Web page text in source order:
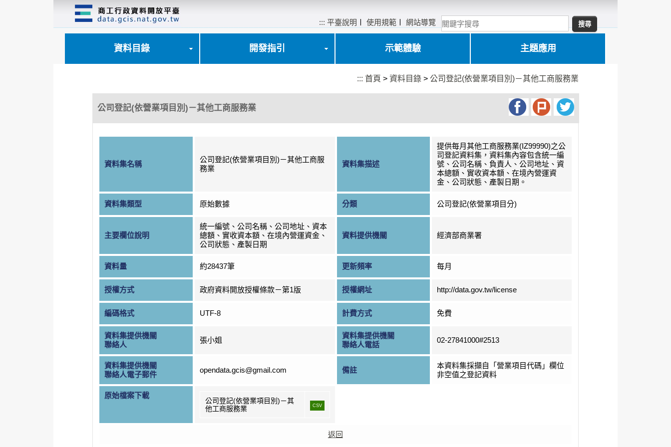
::: 平臺說明 〡使用規範 〡網站導覽
資料目錄 開發指引 示範體驗 主題應用
::: 首頁 >資料目錄 >公司登記(依營業項目別)－其他工商服務業
公司登記(依營業項目別)－其他工商服務業
資料集名稱
公司登記(依營業項目別)－其他工商服
務業
資料集描述
提供每月其他工商服務業(IZ99990)之公
司登記資料集，資料集內容包含統一編
號、公司名稱、負責人、公司地址、資
本總額、實收資本額、在境內營運資
金、公司狀態、產製日期。
資料集類型 原始數據 分類 公司登記(依營業項目分)
主要欄位說明
統一編號、公司名稱、公司地址、資本
總額、實收資本額、在境內營運資金、
公司狀態、產製日期
資料提供機關 經濟部商業署
資料量 約28437筆 更新頻率 每月
授權方式 政府資料開放授權條款－第1版 授權網址 http://data.gov.tw/license
編碼格式 UTF-8 計費方式 免費
資料集提供機關
聯絡人
張小姐
資料集提供機關
聯絡人電話
02-27841000#2513
資料集提供機關
聯絡人電子郵件
opendata.gcis@gmail.com 備註
本資料集採擷自「營業項目代碼」欄位
非空值之登記資料
原始檔案下載
公司登記(依營業項目別)－其
他工商服務業
CSV
返回